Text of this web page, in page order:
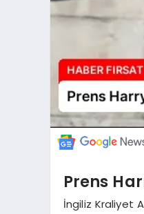
Prens
İngiliz Kraliyet